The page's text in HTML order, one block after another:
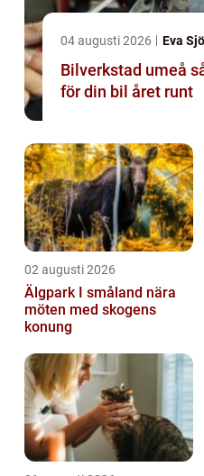
04 augusti 2026 Eva
Bilverkstad umeå så hittar du rätt hjälp
för din bil året runt
02 augusti 2026
Älgpark I småland nära
möten med skogens
konung